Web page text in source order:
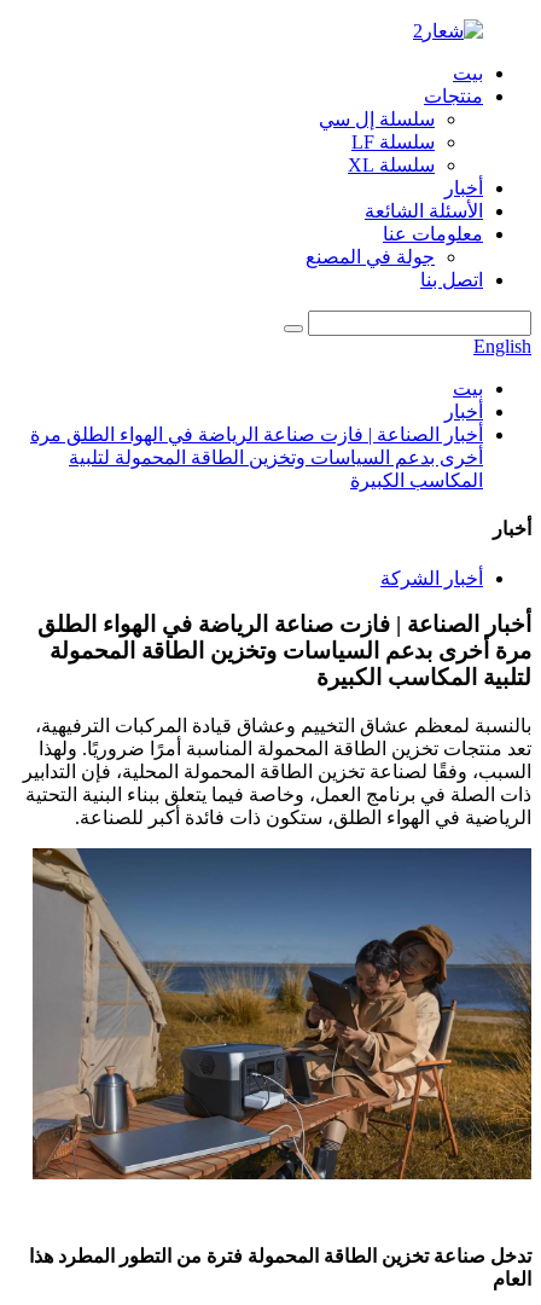
بيت
منتجات
سلسلة إل سي
سلسلة LF
سلسلة XL
أخبار
الأسئلة الشائعة
معلومات عنا
جولة في المصنع
اتصل بنا
English
بيت
أخبار
أخبار الصناعة | فازت صناعة الرياضة في الهواء الطلق مرة
أخرى بدعم السياسات وتخزين الطاقة المحمولة لتلبية
المكاسب الكبيرة
أخبار
أخبار الشركة
أخبار الصناعة | فازت صناعة الرياضة في الهواء الطلق
مرة أخرى بدعم السياسات وتخزين الطاقة المحمولة
لتلبية المكاسب الكبيرة
بالنسبة لمعظم عشاق التخييم وعشاق قيادة المركبات الترفيهية،
تعد منتجات تخزين الطاقة المحمولة المناسبة أمرًا ضروريًا. ولهذا
السبب، وفقًا لصناعة تخزين الطاقة المحمولة المحلية، فإن التدابير
ذات الصلة في برنامج العمل، وخاصة فيما يتعلق ببناء البنية التحتية
الرياضية في الهواء الطلق، ستكون ذات فائدة أكبر للصناعة.
تدخل صناعة تخزين الطاقة المحمولة فترة من التطور المطرد هذا
العام